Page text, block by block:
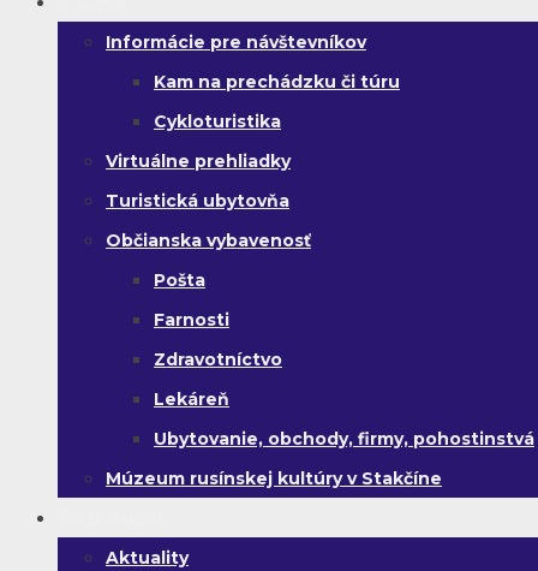
Informácie pre návštevníkov
Kam na prechádzku či túru
Cykloturistika
Virtuálne prehliadky
Turistická ubytovňa
Občianska vybavenosť
Pošta
Farnosti
Zdravotníctvo
Lekáreň
Ubytovanie, obchody, firmy, pohostinstvá
Múzeum rusínskej kultúry v Stakčíne
Aktuality